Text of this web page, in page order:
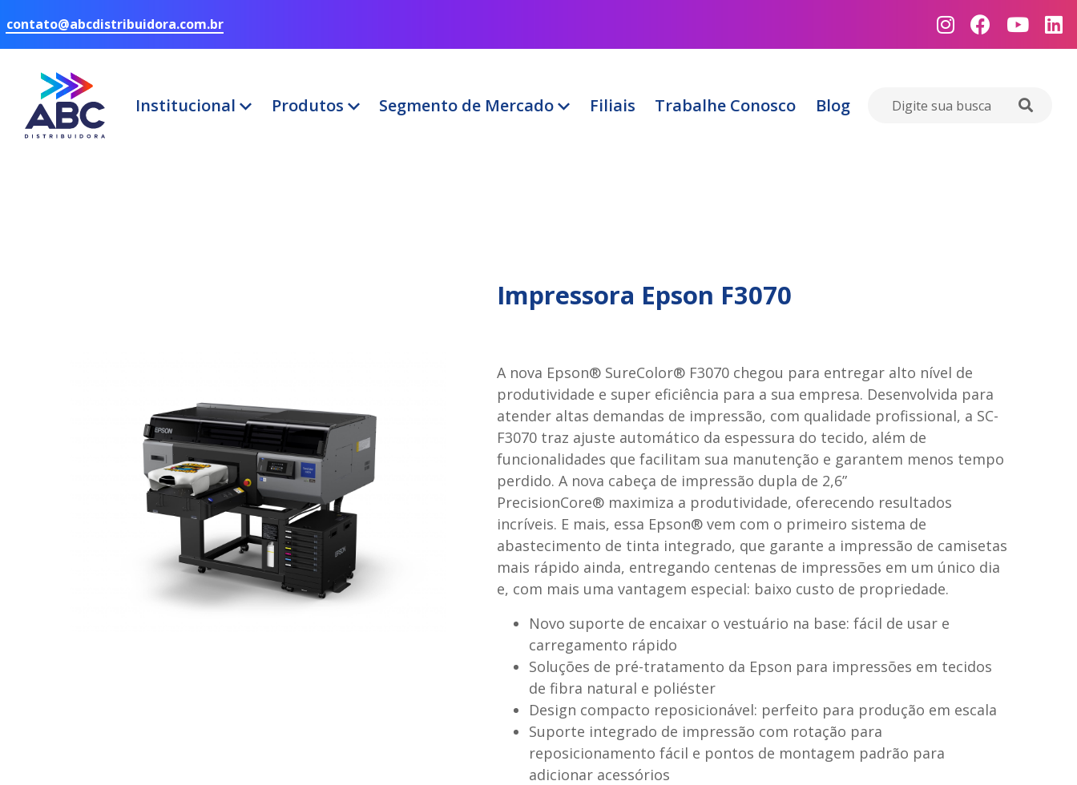
contato@abcdistribuidora.com.br
Institucional Produtos Segmento de Mercado Filiais Trabalhe Conosco Blog
Impressora Epson F3070
A nova Epson® SureColor® F3070 chegou para entregar alto nível de
produtividade e super eficiência para a sua empresa. Desenvolvida para
atender altas demandas de impressão, com qualidade profissional, a SC-
F3070 traz ajuste automático da espessura do tecido, além de
funcionalidades que facilitam sua manutenção e garantem menos tempo
perdido. A nova cabeça de impressão dupla de 2,6”
PrecisionCore® maximiza a produtividade, oferecendo resultados
incríveis. E mais, essa Epson® vem com o primeiro sistema de
abastecimento de tinta integrado, que garante a impressão de camisetas
mais rápido ainda, entregando centenas de impressões em um único dia
e, com mais uma vantagem especial: baixo custo de propriedade.
Novo suporte de encaixar o vestuário na base: fácil de usar e
carregamento rápido
Soluções de pré-tratamento da Epson para impressões em tecidos
de fibra natural e poliéster
Design compacto reposicionável: perfeito para produção em escala
Suporte integrado de impressão com rotação para
reposicionamento fácil e pontos de montagem padrão para
adicionar acessórios